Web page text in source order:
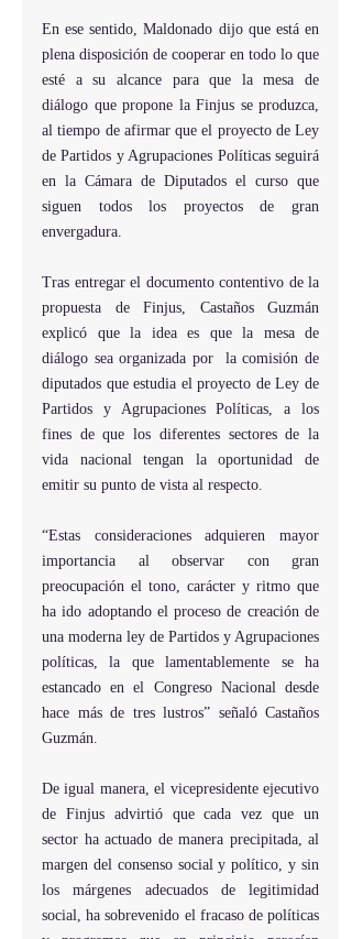
En ese sentido, Maldonado dijo que está en
plena disposición de cooperar en todo lo que
esté a su alcance para que la mesa de
diálogo que propone la Finjus se produzca,
al tiempo de afirmar que el proyecto de Ley
de Partidos y Agrupaciones Políticas seguirá
en la Cámara de Diputados el curso que
siguen todos los proyectos de gran
envergadura.
Tras entregar el documento contentivo de la
propuesta de Finjus, Castaños Guzmán
explicó que la idea es que la mesa de
diálogo sea organizada por  la comisión de
diputados que estudia el proyecto de Ley de
Partidos y Agrupaciones Políticas, a los
fines de que los diferentes sectores de la
vida nacional tengan la oportunidad de
emitir su punto de vista al respecto.
“Estas consideraciones adquieren mayor
importancia al observar con gran
preocupación el tono, carácter y ritmo que
ha ido adoptando el proceso de creación de
una moderna ley de Partidos y Agrupaciones
políticas, la que lamentablemente se ha
estancado en el Congreso Nacional desde
hace más de tres lustros” señaló Castaños
Guzmán.
De igual manera, el vicepresidente ejecutivo
de Finjus advirtió que cada vez que un
sector ha actuado de manera precipitada, al
margen del consenso social y político, y sin
los márgenes adecuados de legitimidad
social, ha sobrevenido el fracaso de políticas